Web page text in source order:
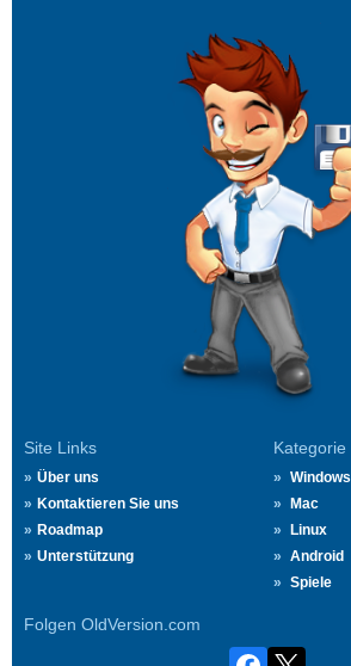
Site Links
Über uns
Kontaktieren Sie uns
Roadmap
Unterstützung
Kategorie
Windows
Mac
Linux
Android
Spiele
Folgen OldVersion.com